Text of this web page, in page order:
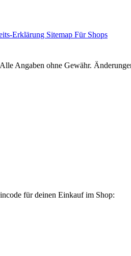
Erklärung Sitemap Für Shops
Angaben ohne Gewähr.
für deinen Einkauf im Shop: